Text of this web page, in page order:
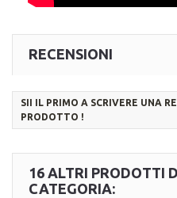
RECENSIONI
SII IL PRIMO A SCRIVERE UNA
PRODOTTO !
16 ALTRI PRODOTTI
CATEGORIA: